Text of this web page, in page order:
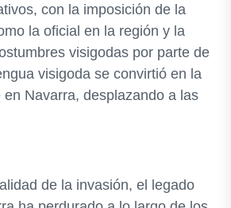
con la imposición de la
la oficial en la región y la
visigodas por parte de
visigoda se convirtió en la
Navarra, desplazando a las
de la invasión, el legado